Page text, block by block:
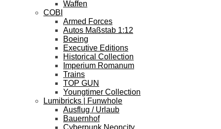
Waffen
COBI
Armed Forces
Autos Maßstab 1:12
Boeing
Executive Editions
Historical Collection
Imperium Romanum
Trains
TOP GUN
Youngtimer Collection
Lumibricks | Funwhole
Ausflug / Urlaub
Bauernhof
Cyberpunk Neoncity